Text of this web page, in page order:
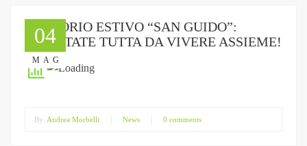
04
MAG
ORATORIO ESTIVO “SAN GUIDO”:
UN’ESTATE TUTTA DA VIVERE ASSIEME!
By: Andrea Morbelli News 0 comments